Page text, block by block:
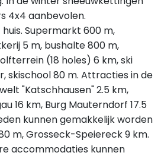
4x4 aanbevolen.
Supermarkt 600 m,
5 m, bushalte 800 m,
(18 holes) 6 km, ski
skischool 80 m. Attracties in de
"Katschhausen" 2.5 km,
16 km, Burg Mauterndorf 17.5
kunnen gemakkelijk worden
m, Grosseck-Speiereck 9 km.
accommodaties kunnen